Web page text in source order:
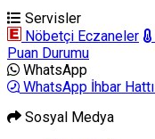
Servisler
Nöbetçi Eczaneler
Puan Durumu
WhatsApp
WhatsApp İhbar Hattı
Sosyal Medya